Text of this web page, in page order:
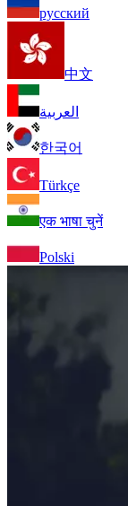
русский
中文
العربية
한국어
Türkçe
एक भाषा चुनें
Polski